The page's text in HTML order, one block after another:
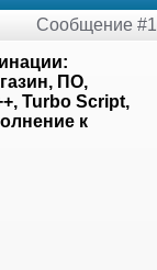
Сообщение #1
ПО,
Turbo Script,
к